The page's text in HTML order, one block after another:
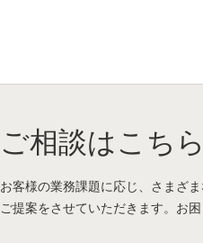
ご相談はこち
お客様の業務課題に応じ、さまざ
ご提案をさせていただきます。お